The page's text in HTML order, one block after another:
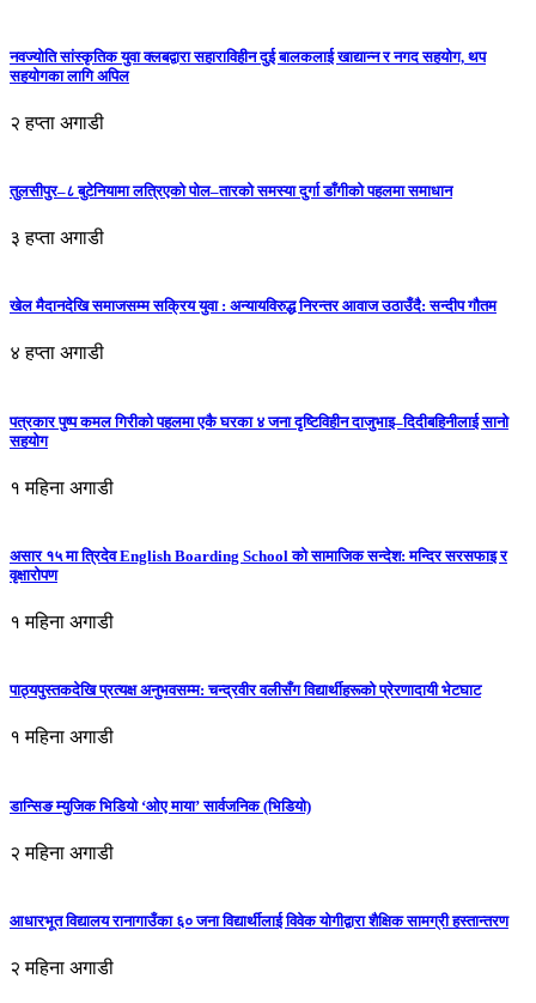
नवज्योति सांस्कृतिक युवा क्लबद्वारा सहाराविहीन दुई बालकलाई खाद्यान्न र नगद सहयोग, थप
सहयोगका लागि अपिल
२ हप्ता अगाडी
तुलसीपुर–८ बुटेनियामा लत्रिएको पोल–तारको समस्या दुर्गा डाँगीको पहलमा समाधान
३ हप्ता अगाडी
खेल मैदानदेखि समाजसम्म सक्रिय युवा : अन्यायविरुद्ध निरन्तर आवाज उठाउँदै: सन्दीप गौतम
४ हप्ता अगाडी
पत्रकार पुष्प कमल गिरीको पहलमा एकै घरका ४ जना दृष्टिविहीन दाजुभाइ–दिदीबहिनीलाई सानो
सहयोग
१ महिना अगाडी
असार १५ मा त्रिदेव English Boarding School को सामाजिक सन्देश: मन्दिर सरसफाइ र
वृक्षारोपण
१ महिना अगाडी
पाठ्यपुस्तकदेखि प्रत्यक्ष अनुभवसम्म: चन्द्रवीर वलीसँग विद्यार्थीहरूको प्रेरणादायी भेटघाट
१ महिना अगाडी
डान्सिङ म्युजिक भिडियो ‘ओए माया’ सार्वजनिक (भिडियो)
२ महिना अगाडी
आधारभूत विद्यालय रानागाउँका ६० जना विद्यार्थीलाई विवेक योगीद्वारा शैक्षिक सामग्री हस्तान्तरण
२ महिना अगाडी